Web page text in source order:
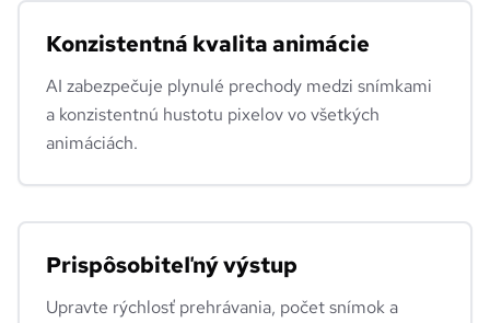
Konzistentná kvalita animácie
AI zabezpečuje plynulé prechody medzi snímkami
a konzistentnú hustotu pixelov vo všetkých
animáciách.
Prispôsobiteľný výstup
Upravte rýchlosť prehrávania, počet snímok a